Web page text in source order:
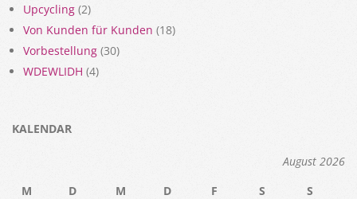
Upcycling (2)
Von Kunden für Kunden (18)
Vorbestellung (30)
WDEWLIDH (4)
KALENDAR
August 2026
M
D M D F S
S